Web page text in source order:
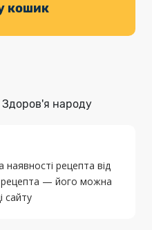
кошик
народу
наявності рецепта від
рецепта — його можна
сайту